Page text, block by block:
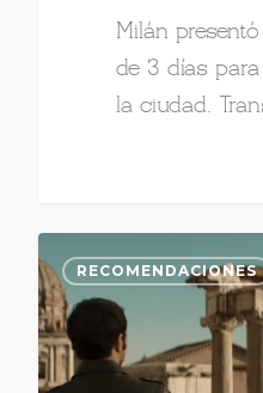
Milán
de 3 días
la ciudad.
RECOMENDACIONES